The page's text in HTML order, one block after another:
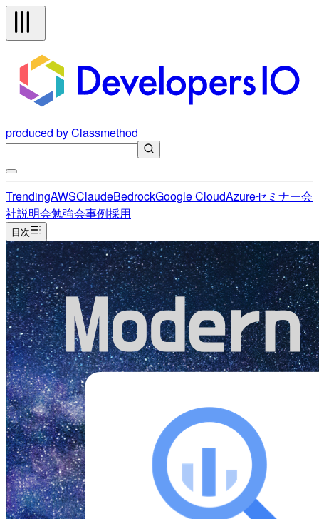
produced by Classmethod
TrendingAWSClaudeBedrockGoogle CloudAzureセミナー会
社説明会勉強会事例採用
目次